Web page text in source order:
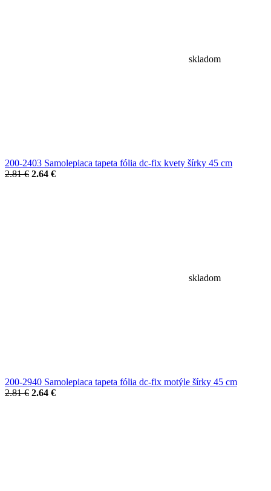
skladom
200-2403 Samolepiaca tapeta fólia dc-fix kvety šírky 45 cm
2.81 € 2.64 €
skladom
200-2940 Samolepiaca tapeta fólia dc-fix motýle šírky 45 cm
2.81 € 2.64 €